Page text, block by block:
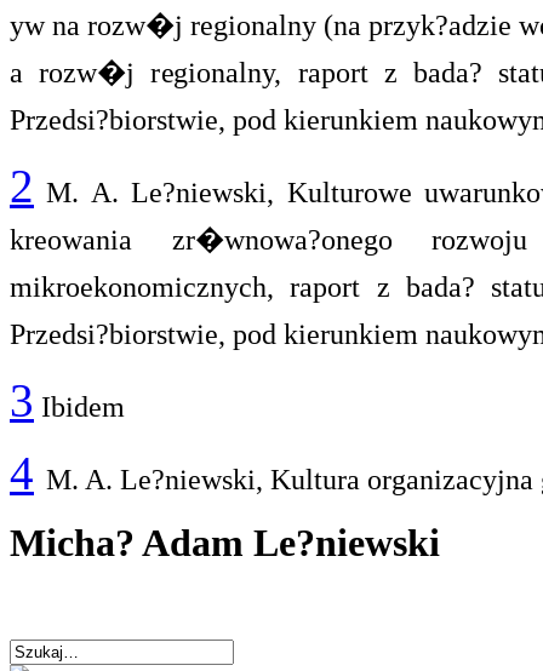
yw na rozw�j regionalny (na przyk?adzie
a rozw�j regionalny, raport z bada?
Przedsi?biorstwie, pod kierunkiem
2 M. A. Le?niewski, Kulturowe
kreowania zr�wnowa?onego
mikroekonomicznych, raport z bada?
Przedsi?biorstwie, pod kierunkiem
3 Ibidem
4 M. A. Le?niewski, Kultura
Micha? Adam Le?niewski